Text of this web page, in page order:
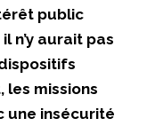
public
n’y aurait pas
les missions
une insécurité